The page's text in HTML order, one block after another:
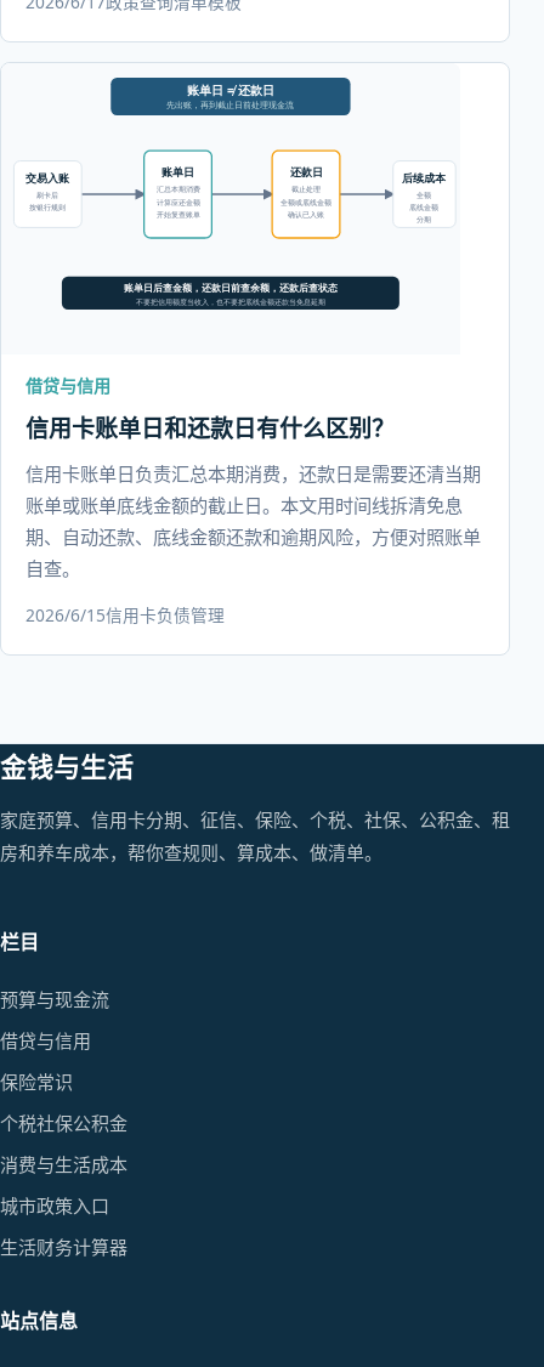
借贷与信用
信用卡账单日和还款日有什么区别？
信用卡账单日负责汇总本期消费，还款日是需要还清当期
账单或账单底线金额的截止日。本文用时间线拆清免息
期、自动还款、底线金额还款和逾期风险，方便对照账单
自查。
2026/6/15信用卡负债管理
金钱与生活
家庭预算、信用卡分期、征信、保险、个税、社保、公积金、租
房和养车成本，帮你查规则、算成本、做清单。
栏目
预算与现金流
借贷与信用
保险常识
个税社保公积金
消费与生活成本
城市政策入口
生活财务计算器
站点信息